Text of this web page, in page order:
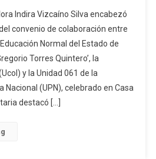
De
Colima
Celebra
Convenio
Indira Vizcaíno Silva encabezó
convenio de colaboración entre
Normal del Estado de
Torres Quintero’, la
y la Unidad 061 de la
Nacional (UPN), celebrado en Casa
destacó […]